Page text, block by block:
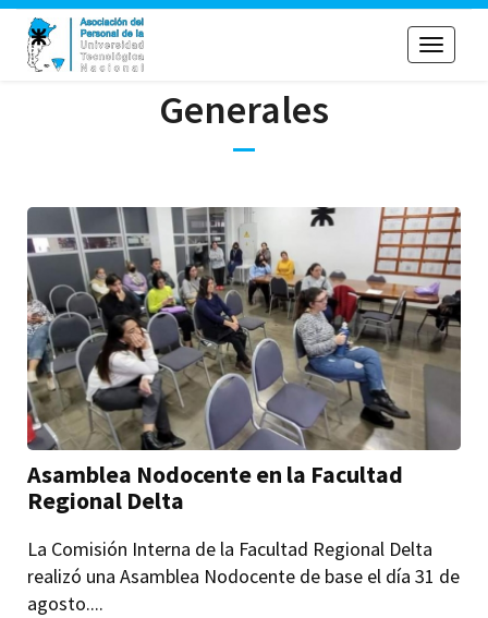
Toggle
Generales
Asamblea Nodocente en la Facultad
Regional Delta
La Comisión Interna de la Facultad Regional Delta
realizó una Asamblea Nodocente de base el día 31 de
agosto....